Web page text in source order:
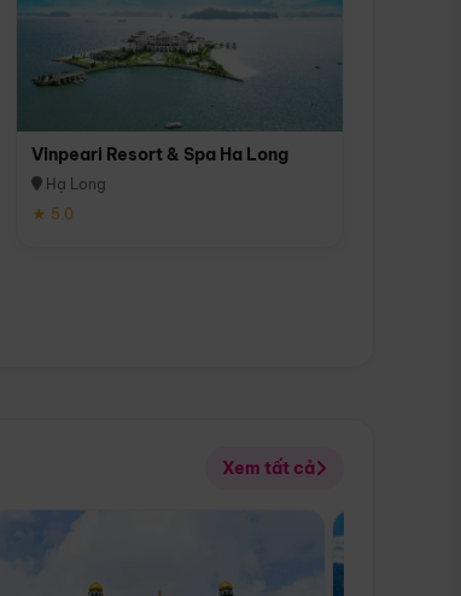
Vinpearl Resort & Spa Ha Long
Hạ Long
★ 5.0
Xem tất cả